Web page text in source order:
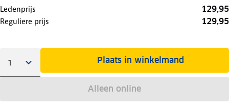
Ledenprijs 129,95
Reguliere prijs 129,95
Plaats in winkelmand
Alleen online